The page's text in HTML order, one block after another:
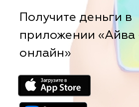
Получите деньги в
приложении
онлайн»